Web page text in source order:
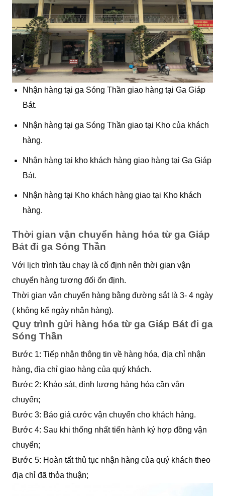
Nhận hàng tại ga Sóng Thần giao hàng tại Ga Giáp
Bát.
Nhận hàng tại ga Sóng Thần giao tại Kho của khách
hàng.
Nhận hàng tại kho khách hàng giao hàng tại Ga Giáp
Bát.
Nhận hàng tại Kho khách hàng giao tại Kho khách
hàng.
Thời gian vận chuyển hàng hóa từ ga Giáp
Bát đi ga Sóng Thần
Với lịch trình tàu chạy là cố định nên thời gian vận
chuyển hàng tương đối ổn định.
Thời gian vận chuyển hàng bằng đường sắt là 3- 4 ngày
( không kể ngày nhận hàng).
Quy trình gửi hàng hóa từ ga Giáp Bát đi ga
Sóng Thần
Bước 1: Tiếp nhận thông tin về hàng hóa, địa chỉ nhận
hàng, địa chỉ giao hàng của quý khách.
Bước 2: Khảo sát, định lượng hàng hóa cần vận
chuyển;
Bước 3: Báo giá cước vận chuyển cho khách hàng.
Bước 4: Sau khi thống nhất tiến hành ký hợp đồng vận
chuyển;
Bước 5: Hoàn tất thủ tục nhận hàng của quý khách theo
địa chỉ đã thỏa thuận;